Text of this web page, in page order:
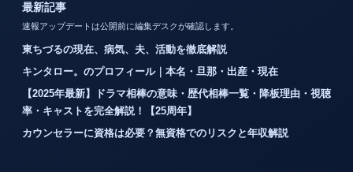
最新記事
速報アップデートは公開前に編集デスクが確認します。
東ちづるの現在、病気、夫、活動を徹底解説
キンタロー。のプロフィール｜本名・旦那・出産・現在
【2025年最新】ドラマ相棒の意味・歴代相棒一覧・降板理由・視聴
率・キャストを完全解説！【25周年】
カウンセラーに資格は必要？無資格でのリスクと年収解説